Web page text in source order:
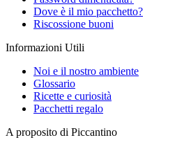
Dove è il mio pacchetto?
Riscossione buoni
Informazioni Utili
Noi e il nostro ambiente
Glossario
Ricette e curiosità
Pacchetti regalo
A proposito di Piccantino